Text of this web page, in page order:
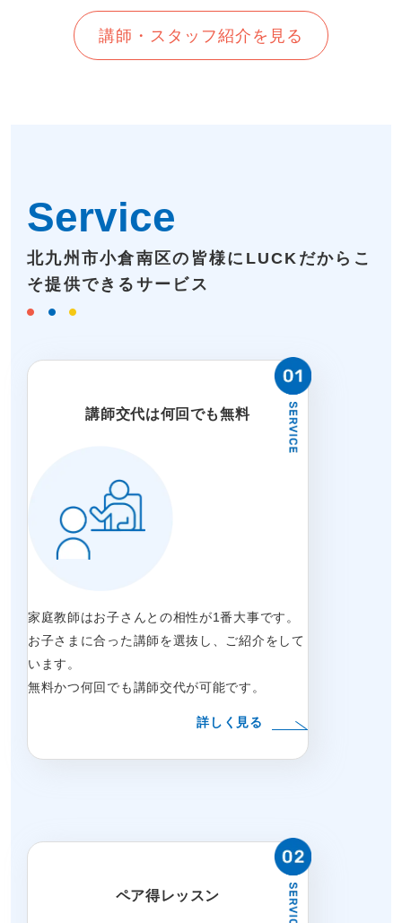
講師・スタッフ紹介を見る
Service
北九州市小倉南区の皆様にLUCKだからこ
そ提供できるサービス
講師交代は何回でも無料
家庭教師はお子さんとの相性が1番大事です。
お子さまに合った講師を選抜し、ご紹介をして
います。
無料かつ何回でも講師交代が可能です。
詳しく見る
ペア得レッスン